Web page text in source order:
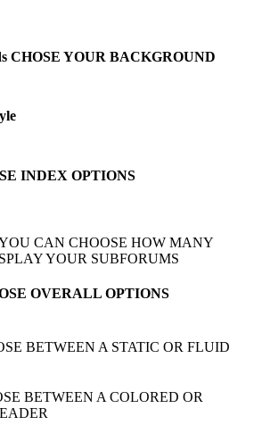
CHOSE YOUR BACKGROUND
INDEX OPTIONS
CAN CHOOSE HOW MANY
YOUR SUBFORUMS
OVERALL OPTIONS
BETWEEN A STATIC OR FLUID
BETWEEN A COLORED OR